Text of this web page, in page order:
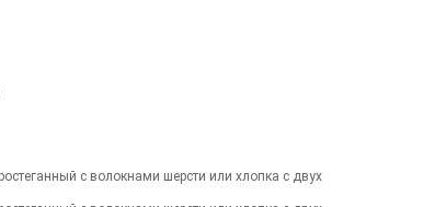
с волокнами шерсти или хлопка с двух